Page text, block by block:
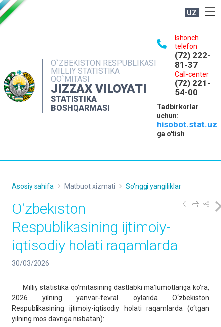
UZ
O`ZBEKISTON RESPUBLIKASI
MILLIY STATISTIKA
QO`MITASI
JIZZAX VILOYATI
STATISTIKA
BOSHQARMASI
Ishonch
telefon
(72) 222-
81-37
Call-center
(72) 221-
54-00
Tadbirkorlar
uchun:
hisobot.stat.uz
ga o'tish
NASHRLAR
INTERAKTIV XIZMATLAR
MATBUOT XIZMATI
Asosiy sahifa Matbuot xizmati So'nggi yangiliklar
O‘zbekiston
Respublikasining ijtimoiy-
iqtisodiy holati raqamlarda
30/03/2026
Milliy statistika qo‘mitasining dastlabki ma’lumotlariga ko‘ra,
2026 yilning yanvar-fevral oylarida O‘zbekiston
Respublikasining ijtimoiy-iqtisodiy holati raqamlarda (o‘tgan
yilning mos davriga nisbatan):